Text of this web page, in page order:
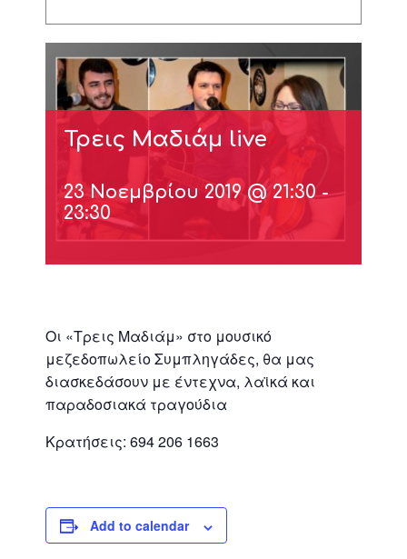
Τρεις Μαδιάμ live
23 Νοεμβρίου 2019 @ 21:30-
23:30
Oι «Τρεις Μαδιάμ» στο μουσικό
μεζεδοπωλείο Συμπληγάδες, θα μας
διασκεδάσουν με έντεχνα, λαϊκά και
παραδοσιακά τραγούδια
Κρατήσεις: 694 206 1663
Add to calendar